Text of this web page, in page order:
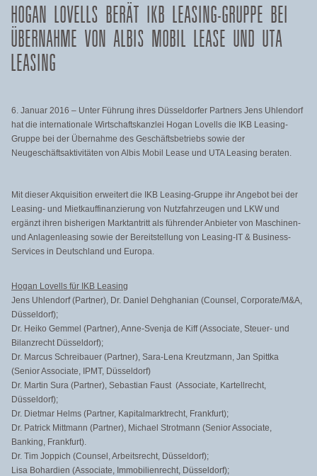
HOGAN LOVELLS BERÄT IKB LEASING-GRUPPE BEI
ÜBERNAHME VON ALBIS MOBIL LEASE UND UTA
LEASING
6. Januar 2016 – Unter Führung ihres Düsseldorfer Partners Jens Uhlendorf
hat die internationale Wirtschaftskanzlei Hogan Lovells die IKB Leasing-
Gruppe bei der Übernahme des Geschäftsbetriebs sowie der
Neugeschäftsaktivitäten von Albis Mobil Lease und UTA Leasing beraten.
Mit dieser Akquisition erweitert die IKB Leasing-Gruppe ihr Angebot bei der
Leasing- und Mietkauffinanzierung von Nutzfahrzeugen und LKW und
ergänzt ihren bisherigen Marktantritt als führender Anbieter von Maschinen-
und Anlagenleasing sowie der Bereitstellung von Leasing-IT & Business-
Services in Deutschland und Europa.
Hogan Lovells für IKB Leasing
Jens Uhlendorf (Partner), Dr. Daniel Dehghanian (Counsel, Corporate/M&A,
Düsseldorf);
Dr. Heiko Gemmel (Partner), Anne-Svenja de Kiff (Associate, Steuer- und
Bilanzrecht Düsseldorf);
Dr. Marcus Schreibauer (Partner), Sara-Lena Kreutzmann, Jan Spittka
(Senior Associate, IPMT, Düsseldorf)
Dr. Martin Sura (Partner), Sebastian Faust (Associate, Kartellrecht,
Düsseldorf);
Dr. Dietmar Helms (Partner, Kapitalmarktrecht, Frankfurt);
Dr. Patrick Mittmann (Partner), Michael Strotmann (Senior Associate,
Banking, Frankfurt).
Dr. Tim Joppich (Counsel, Arbeitsrecht, Düsseldorf);
Lisa Bohardien (Associate, Immobilienrecht, Düsseldorf);